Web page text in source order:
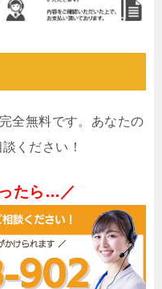
全無料です。あなたの
ください！
たら…／